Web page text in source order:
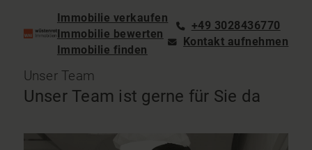
Immobilie verkaufen
Immobilie bewerten
Immobilie finden
+49 3028436770
Kontakt aufnehmen
Unser Team
Unser Team ist gerne für Sie da